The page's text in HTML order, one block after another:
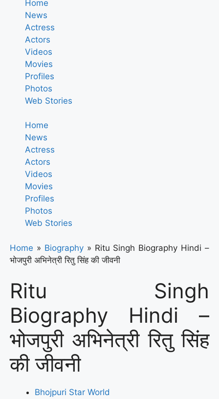
Home
News
Actress
Actors
Videos
Movies
Profiles
Photos
Web Stories
Home
News
Actress
Actors
Videos
Movies
Profiles
Photos
Web Stories
Home » Biography» Ritu Singh Biography Hindi –
भोजपुरी अभिनेत्री रितु सिंह की जीवनी
Ritu Singh
Biography Hindi –
भोजपुरी अभिनेत्री रितु सिंह
की जीवनी
Bhojpuri Star World